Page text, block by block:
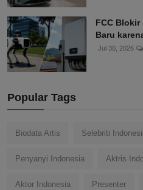
FCC
Baru
Jul 30, 2026
Popular Tags
Biodata Artis Selebriti
Penyanyi Indonesia Aktris
Aktor Indonesia Presenter